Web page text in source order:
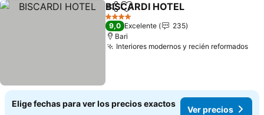
CompartirAgregar a favoritos
BISCARDI HOTEL
4 Estrellas
9,0 Excelente
235
Bari
Interiores modernos y recién reformados
Elige fechas para ver los precios exactos
Ver precios